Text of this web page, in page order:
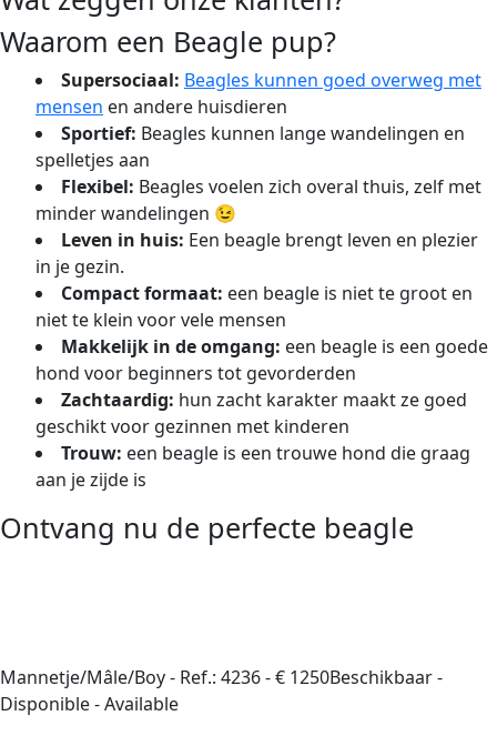
Waarom een Beagle pup?
Supersociaal: Beagles kunnen goed overweg met
mensen en andere huisdieren
Sportief: Beagles kunnen lange wandelingen en
spelletjes aan
Flexibel: Beagles voelen zich overal thuis, zelf met
minder wandelingen 😉
Leven in huis: Een beagle brengt leven en plezier
in je gezin.
Compact formaat: een beagle is niet te groot en
niet te klein voor vele mensen
Makkelijk in de omgang: een beagle is een goede
hond voor beginners tot gevorderden
Zachtaardig: hun zacht karakter maakt ze goed
geschikt voor gezinnen met kinderen
Trouw: een beagle is een trouwe hond die graag
aan je zijde is
Ontvang nu de perfecte beagle
Mannetje/Mâle/Boy - Ref.: 4236-€ 1250Beschikbaar -
Disponible - Available